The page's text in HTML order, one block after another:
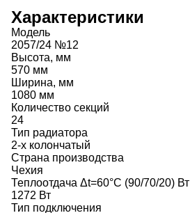
Характеристики
Модель
2057/24 №12
Высота, мм
570 мм
Ширина, мм
1080 мм
Количество секций
24
Тип радиатора
2-х колончатый
Страна производства
Чехия
Теплоотдача Δt=60°C (90/70/20) Вт
1272 Вт
Тип подключения